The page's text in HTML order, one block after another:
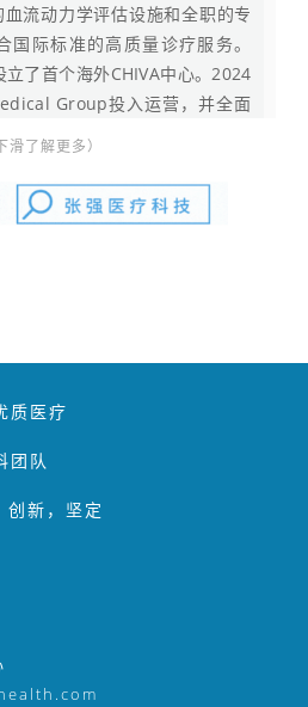
流动力学评估设施和全职的专
国际标准的高质量诊疗服务。
了首个海外CHIVA中心。2024
Group投入运营，并全面
年，集团在纽约曼哈顿设立美国
份编码，为CHIVA中心在美落
理念迈入美国医疗体系。
创治疗技术，包括内镜交通静
用CHIVA替代其他微创疗法。
时左右的CHIVA门诊治疗，目
滑了解更多）
质医疗
团队
创新，坚定